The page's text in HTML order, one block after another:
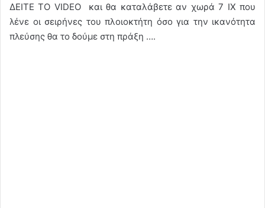
ΔΕΙΤΕ ΤΟ VIDEO και θα καταλάβετε αν χωρά 7 ΙΧ που
λένε οι σειρήνες του πλοιοκτήτη όσο για την ικανότητα
πλεύσης θα το δούμε στη πράξη ….